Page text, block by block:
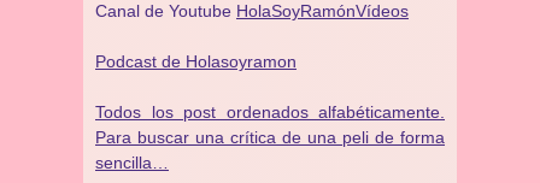
Canal de Youtube HolaSoyRamónVídeos
Podcast de Holasoyramon
Todos los post ordenados alfabéticamente.
Para buscar una crítica de una peli de forma
sencilla…